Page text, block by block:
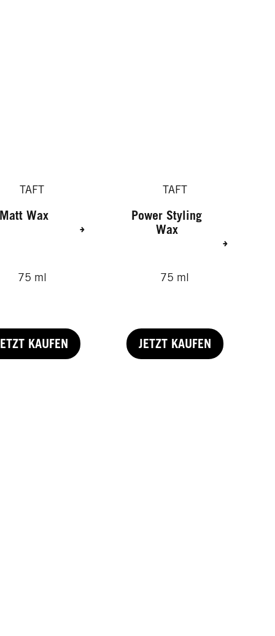
TAFT
Matt Wax
75 ml
KAUFEN
TAFT
Power Styling
Wax
75 ml
JETZT KAUFEN